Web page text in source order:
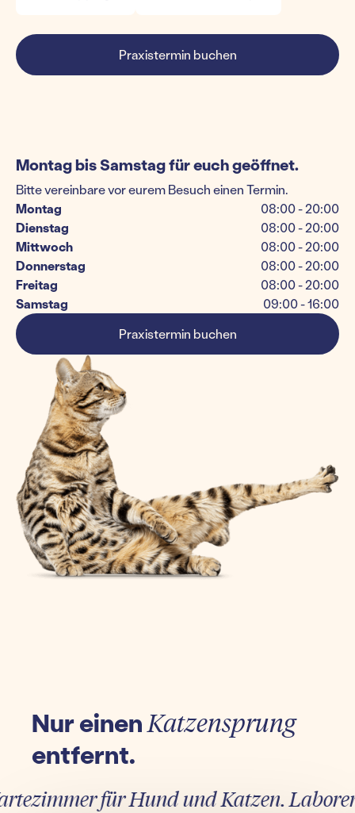
Praxistermin buchen
Montag bis Samstag für euch geöffnet.
Bitte vereinbare vor eurem Besuch einen Termin.
Montag
08:00 - 20:00
Dienstag
08:00 - 20:00
Mittwoch
08:00 - 20:00
Donnerstag
08:00 - 20:00
Freitag
08:00 - 20:00
Samstag
09:00 - 16:00
Praxistermin buchen
Nur einenKatzensprung
entfernt.
für Hund und Katzen.